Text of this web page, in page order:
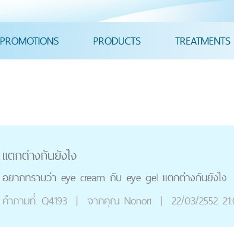
PROMOTIONS PRODUCTS TREATMENTS
แตกต่างกันยังไง
อยากทราบว่า eye cream กับ eye gel แตกต่างกันยังไง
คำถามที่: Q4193 | จากคุณ Nonori | 22/03/2552